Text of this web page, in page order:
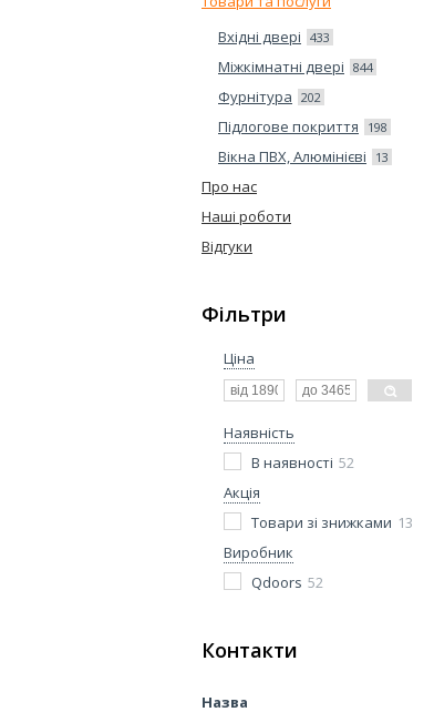
Вхідні двері 433
Міжкімнатні двері 844
Фурнітура 202
Підлогове покриття 198
Вікна ПВХ, Алюмінієві 13
Про нас
Наші роботи
Відгуки
Фільтри
Ціна
Наявність
В наявності 52
Акція
Товари зі знижками 13
Виробник
Qdoors 52
Контакти